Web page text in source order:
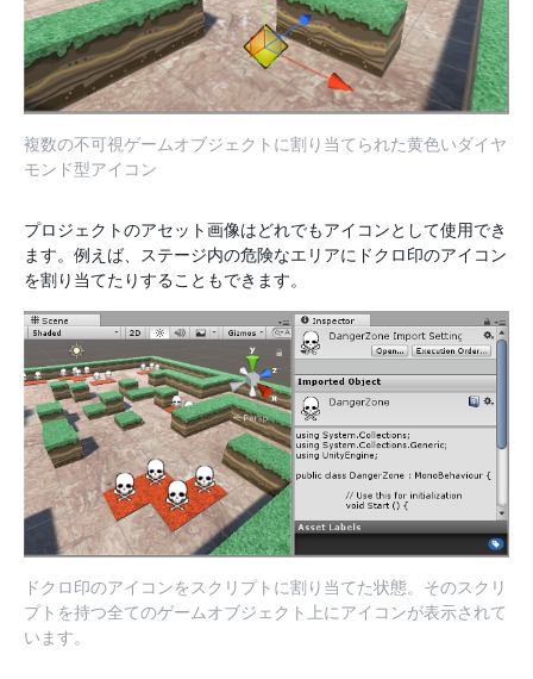
複数の不可視ゲームオブジェクトに割り当てられた黄色いダイヤ
モンド型アイコン
プロジェクトのアセット画像はどれでもアイコンとして使用でき
ます。例えば、ステージ内の危険なエリアにドクロ印のアイコン
を割り当てたりすることもできます。
ドクロ印のアイコンをスクリプトに割り当てた状態。そのスクリ
プトを持つ全てのゲームオブジェクト上にアイコンが表示されて
います。